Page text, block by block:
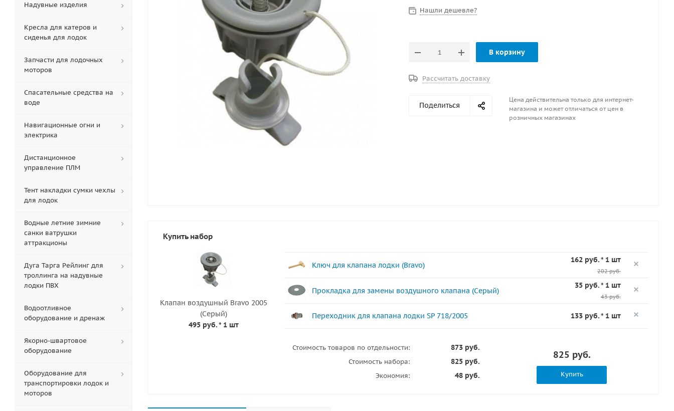
Нашли дешевле?
В корзину
Рассчитать доставку
Поделиться
Цена действительна только для интернет-
магазина и может отличаться от цен в
розничных магазинах
Купить набор
Клапан воздушный Bravo 2005
(Серый)
495 руб.* 1 шт
Ключ для клапана лодки (Bravo)
162 руб. * 1 шт
202 руб.
Прокладка для замены воздушного клапана (Серый)
35 руб. * 1 шт
43 руб.
Переходник для клапана лодки SP 718/2005 133 руб. * 1 шт
Стоимость товаров по отдельности: 873 руб.
Стоимость набора: 825 руб.
Экономия: 48 руб.
825 руб.
Купить
Надувные изделия
Кресла для катеров и
сиденья для лодок
Запчасти для лодочных
моторов
Спасательные средства на
воде
Навигационные огни и
электрика
Дистанционное
управление ПЛМ
Тент накладки сумки чехлы
для лодок
Водные летние зимние
санки ватрушки
аттракционы
Дуга Тарга Рейлинг для
троллинга на надувные
лодки ПВХ
Водоотливное
оборудование и дренаж
Якорно-швартовое
оборудование
Оборудование для
транспортировки лодок и
моторов